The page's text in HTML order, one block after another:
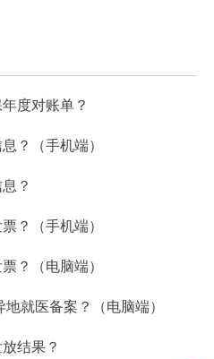
度对账单？
？（手机端）
？
？（手机端）
？（电脑端）
就医备案？（电脑端）
结果？